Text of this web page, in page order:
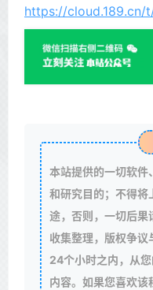
https://cloud.189.cn/
本站提供的一切软件
和研究目的；不得将
途，否则，一切后果
收集整理，版权争议
24个小时之内，从
内容。如果您喜欢该